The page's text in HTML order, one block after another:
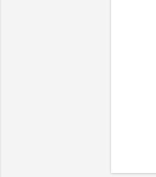
r